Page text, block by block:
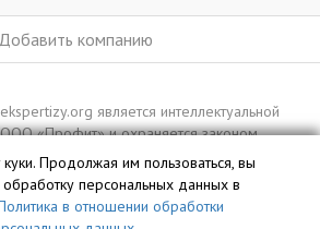
Добавить компанию
является интеллектуальной
ООО «Профит» и охраняется законом.
куки. Продолжая им пользоваться, вы
персональных данных в
в отношении обработки